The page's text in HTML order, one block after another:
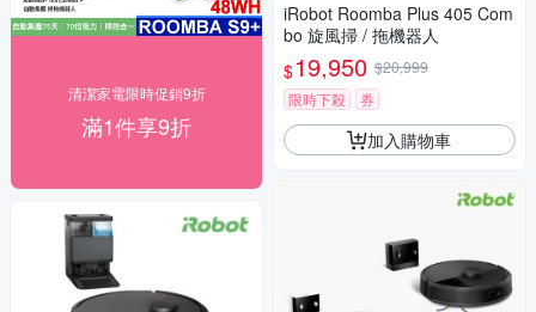
清潔家電限時促銷9折
滿1件享9折
iRobot Roomba Plus 405 Com
bo 旋風掃 / 拖機器人
$19,950 $20,999
限時下殺
券
加入購物車